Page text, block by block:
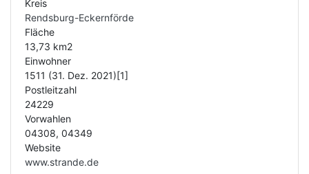
Kreis
Rendsburg-Eckernförde
Fläche
13,73 km2
Einwohner
1511 (31. Dez. 2021)[1]
Postleitzahl
24229
Vorwahlen
04308, 04349
Website
www.strande.de